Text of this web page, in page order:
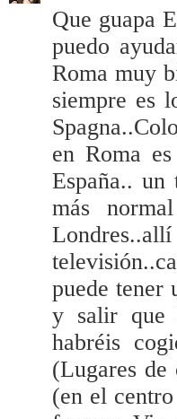
Que guapa
puedo
Roma muy
siempre es
en Roma
España..
más
Londres..allí
puede tener
y salir que
habréis
(Lugares de
(en el